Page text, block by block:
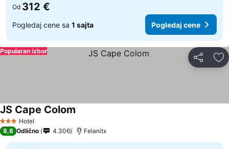
Od 312 €
Pogledaj cene sa 1 sajta Pogledaj cene
Deli
Popularan izbor
3 Zvezdice
Hotel
JS Cape Colom
8,6 Odlično 4.306 Felanitx